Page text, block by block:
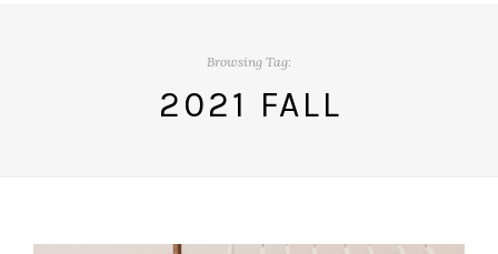
Browsing Tag:
2021 FALL